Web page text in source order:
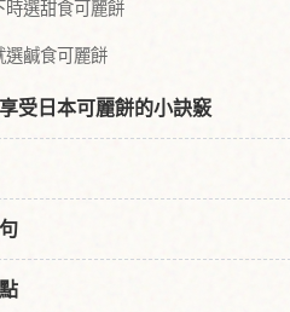
時選甜食可麗餅
選鹹食可麗餅
受日本可麗餅的小訣竅